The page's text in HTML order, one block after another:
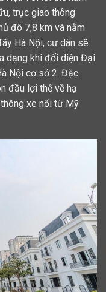
trục giao thông
đô 7,8 km và nằm
Hà Nội, cư dân sẽ
dạng khi đối diện Đại
Nội cơ sở 2. Đặc
đầu lợi thế về hạ
xe nối từ Mỹ